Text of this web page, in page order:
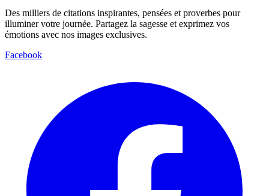
Des milliers de citations inspirantes, pensées et proverbes pour
illuminer votre journée. Partagez la sagesse et exprimez vos
émotions avec nos images exclusives.
Facebook